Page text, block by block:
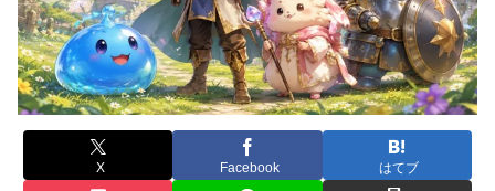
X Facebook はてブ